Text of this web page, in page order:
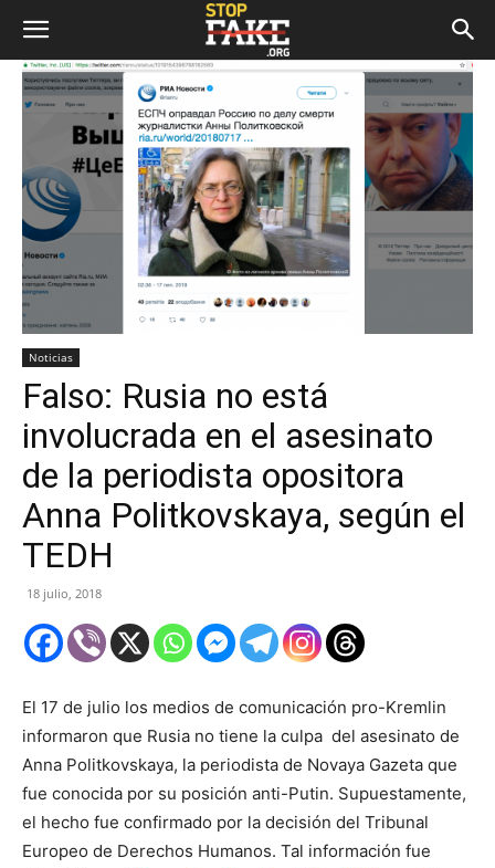
Noticias
Falso: Rusia no está
involucrada en el asesinato
de la periodista opositora
Anna Politkovskaya, según el
TEDH
18 julio, 2018
El 17 de julio los medios de comunicación pro-Kremlin
informaron que Rusia no tiene la culpa del asesinato de
Anna Politkovskaya, la periodista de Novaya Gazeta que
fue conocida por su posición anti-Putin. Supuestamente,
el hecho fue confirmado por la decisión del Tribunal
Europeo de Derechos Humanos. Tal información fue